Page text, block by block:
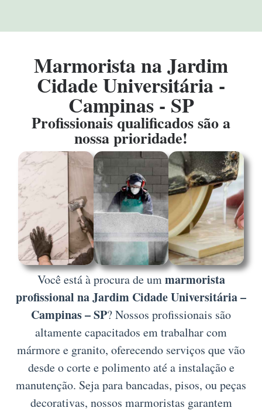
Marmorista na Jardim
Cidade Universitária -
Campinas - SP
Profissionais qualificados são a
nossa prioridade!
Você está à procura de ummarmorista
profissional na Jardim Cidade Universitária –
Campinas – SP? Nossos profissionais são
altamente capacitados em trabalhar com
mármore e granito, oferecendo serviços que vão
desde o corte e polimento até a instalação e
manutenção. Seja para bancadas, pisos, ou peças
decorativas, nossos marmoristas garantem